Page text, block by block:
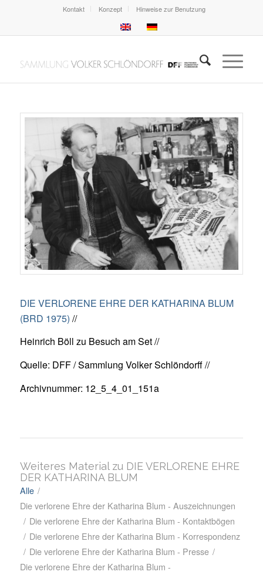
Kontakt Konzept Hinweise zur Benutzung
DIE VERLORENE EHRE DER KATHARINA BLUM
(BRD 1975) //
Heinrich Böll zu Besuch am Set //
Quelle: DFF / Sammlung Volker Schlöndorff //
Archivnummer: 12_5_4_01_151a
Weiteres Material zu DIE VERLORENE EHRE
DER KATHARINA BLUM
Alle /
Die verlorene Ehre der Katharina Blum - Auszeichnungen
/ Die verlorene Ehre der Katharina Blum - Kontaktbögen
/ Die verlorene Ehre der Katharina Blum - Korrespondenz
/ Die verlorene Ehre der Katharina Blum - Presse /
Die verlorene Ehre der Katharina Blum -